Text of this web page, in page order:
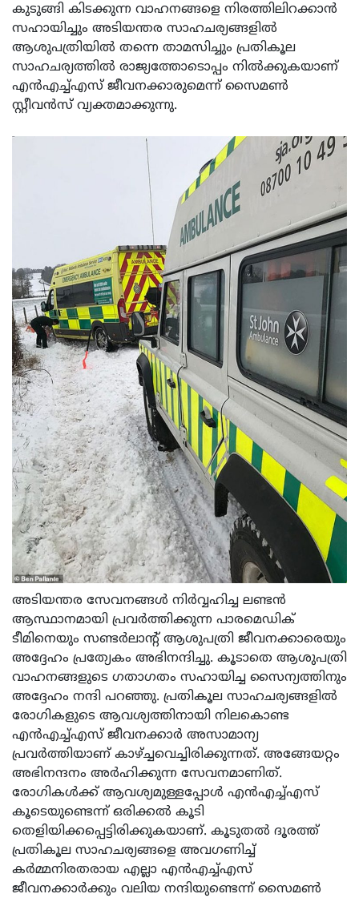
കുടുങ്ങി കിടക്കുന്ന വാഹനങ്ങളെ നിരത്തിലിറക്കാന്‍
സഹായിച്ചും അടിയന്തര സാഹചര്യങ്ങളില്‍
ആശുപത്രിയില്‍ തന്നെ താമസിച്ചും പ്രതികൂല
സാഹചര്യത്തില്‍ രാജ്യത്തോടൊപ്പം നില്‍ക്കുകയാണ്
എന്‍എച്ച്എസ് ജീവനക്കാരുമെന്ന് സൈമണ്‍
സ്റ്റീവന്‍സ് വ്യക്തമാക്കുന്നു.
അടിയന്തര സേവനങ്ങള്‍ നിര്‍വ്വഹിച്ച ലണ്ടന്‍
ആസ്ഥാനമായി പ്രവര്‍ത്തിക്കുന്ന പാരമെഡിക്
ടീമിനെയും സണ്ടര്‍ലാന്റ് ആശുപത്രി ജീവനക്കാരെയും
അദ്ദേഹം പ്രത്യേകം അഭിനന്ദിച്ചു. കൂടാതെ ആശുപത്രി
വാഹനങ്ങളുടെ ഗതാഗതം സഹായിച്ച സൈന്യത്തിനും
അദ്ദേഹം നന്ദി പറഞ്ഞു. പ്രതികൂല സാഹചര്യങ്ങളില്‍
രോഗികളുടെ ആവശ്യത്തിനായി നിലകൊണ്ട
എന്‍എച്ച്എസ് ജീവനക്കാര്‍ അസാമാന്യ
പ്രവര്‍ത്തിയാണ് കാഴ്ച്ചവെച്ചിരിക്കുന്നത്. അങ്ങേയറ്റം
അഭിനന്ദനം അര്‍ഹിക്കുന്ന സേവനമാണിത്.
രോഗികള്‍ക്ക് ആവശ്യമുള്ളപ്പോള്‍ എന്‍എച്ച്എസ്
കൂടെയുണ്ടെന്ന് ഒരിക്കല്‍ കൂടി
തെളിയിക്കപ്പെട്ടിരിക്കുകയാണ്. കൂടുതല്‍ ദൂരത്ത്
പ്രതികൂല സാഹചര്യങ്ങളെ അവഗണിച്ച്
കര്‍മ്മനിരതരായ എല്ലാ എന്‍എച്ച്എസ്
ജീവനക്കാര്‍ക്കും വലിയ നന്ദിയുണ്ടെന്ന് സൈമണ്‍